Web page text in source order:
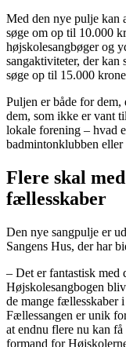
Med den nye pulje kan
søge om op til 10.000
højskolesangbøger og
sangaktiviteter, der kan
søge op til 15.000
Puljen er både for
dem, som ikke er vant
lokale forening – hvad
badmintonklubben
Flere skal
fællesskaber
Den nye sangpulje er
Sangens Hus, der har
– Det er fantastisk med
Højskolesangbogen
de mange fællesskaber
Fællessangen er unik
at endnu flere nu kan
formand for